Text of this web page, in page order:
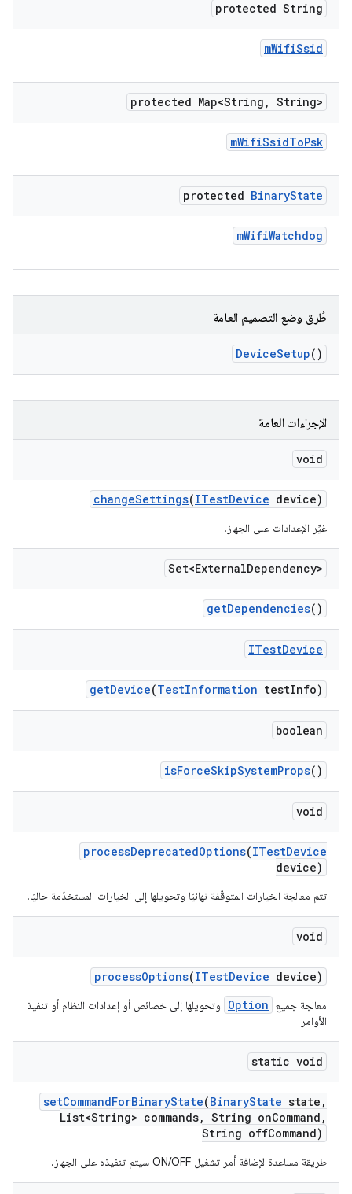
protected String
mWifiSsid
protected Map<String , String>
mWifiSsidToPsk
protected BinaryState
mWifiWatchdog
طُرق وضع التصميم العامة
DeviceSetup()
الإجراءات العامة
void
changeSettings(ITestDevice device)
غيِّر الإعدادات على الجهاز.
Set<ExternalDependency>
getDependencies()
ITestDevice
getDevice(TestInformation testInfo)
boolean
isForceSkipSystemProps()
void
processDeprecatedOptions(ITestDevice
device)
تتم معالجة الخيارات المتوقّفة نهائيًا وتحويلها إلى الخيارات المستخدَمة حاليًا.
void
processOptions(ITestDevice device)
معالجة جميع Option
وتحويلها إلى خصائص أو إعدادات النظام أو تنفيذ
الأوامر
static void
setCommandForBinaryState(BinaryState state ,
List<String> commands, String onCommand ,
String offCommand)
طريقة مساعدة لإضافة أمر تشغيل ON/OFF سيتم تنفيذه على الجهاز.